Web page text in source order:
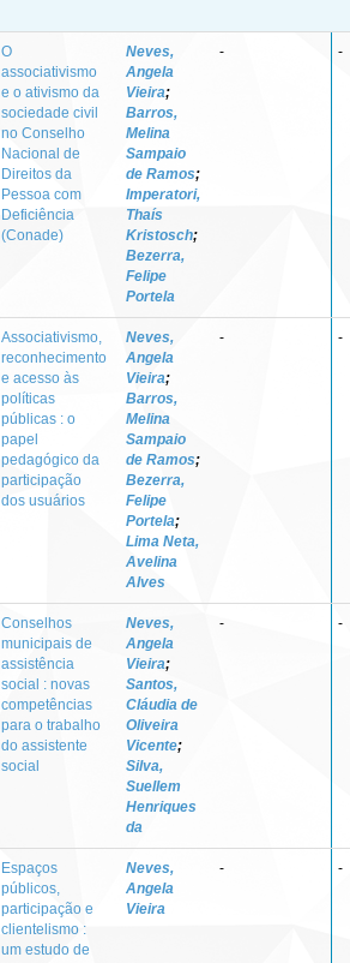
O
associativismo
e o ativismo da
sociedade civil
no Conselho
Nacional de
Direitos da
Pessoa com
Deficiência
(Conade)
Neves,
Angela
Vieira;
Barros,
Melina
Sampaio
de Ramos;
Imperatori,
Thaís
Kristosch;
Bezerra,
Felipe
Portela
- -
Associativismo,
reconhecimento
e acesso às
políticas
públicas : o
papel
pedagógico da
participação
dos usuários
Neves,
Angela
Vieira;
Barros,
Melina
Sampaio
de Ramos;
Bezerra,
Felipe
Portela;
Lima Neta,
Avelina
Alves
- -
Conselhos
municipais de
assistência
social : novas
competências
para o trabalho
do assistente
social
Neves,
Angela
Vieira;
Santos,
Cláudia de
Oliveira
Vicente;
Silva,
Suellem
Henriques
da
- -
Espaços
públicos,
participação e
clientelismo :
um estudo de
Neves,
Angela
Vieira
- -